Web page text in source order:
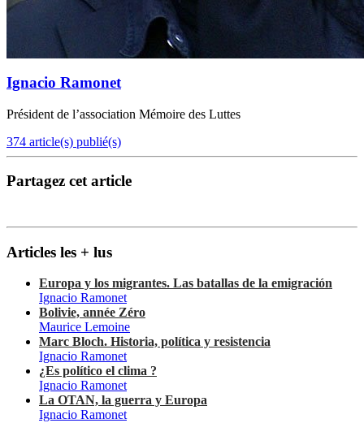
Ignacio Ramonet
Président de l’association Mémoire des Luttes
374 article(s) publié(s)
Partagez cet article
Articles les + lus
Europa y los migrantes. Las batallas de la emigración
Ignacio Ramonet
Bolivie, année Zéro
Maurice Lemoine
Marc Bloch. Historia, política y resistencia
Ignacio Ramonet
¿Es político el clima ?
Ignacio Ramonet
La OTAN, la guerra y Europa
Ignacio Ramonet